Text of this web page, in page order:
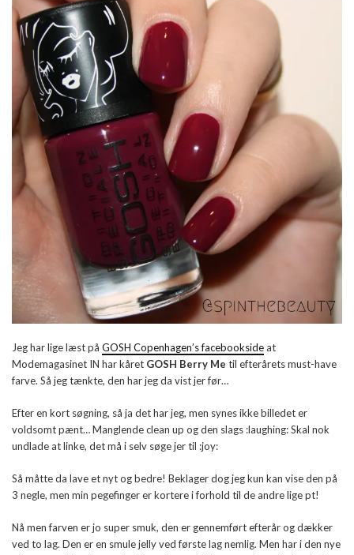
Jeg har lige læst på GOSH Copenhagen’s facebooksideat
Modemagasinet IN har kåret GOSH Berry Me til efterårets must-have
farve. Så jeg tænkte, den har jeg da vist jer før…
Efter en kort søgning, så ja det har jeg, men synes ikke billedet er
voldsomt pænt… Manglende clean up og den slags :laughing: Skal nok
undlade at linke, det må i selv søge jer til :joy:
Så måtte da lave et nyt og bedre! Beklager dog jeg kun kan vise den på
3 negle, men min pegefinger er kortere i forhold til de andre lige pt!
Nå men farven er jo super smuk, den er gennemført efterår og dækker
ved to lag. Den er en smule jelly ved første lag nemlig. Men har i den nye